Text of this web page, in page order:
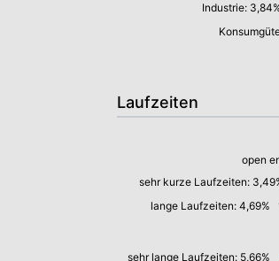
Industrie:
Laufzeiten
sehr lange Laufzeiten: 5,66%
lange Laufzeiten: 4,69%
sehr kurze Laufzeiten:
open